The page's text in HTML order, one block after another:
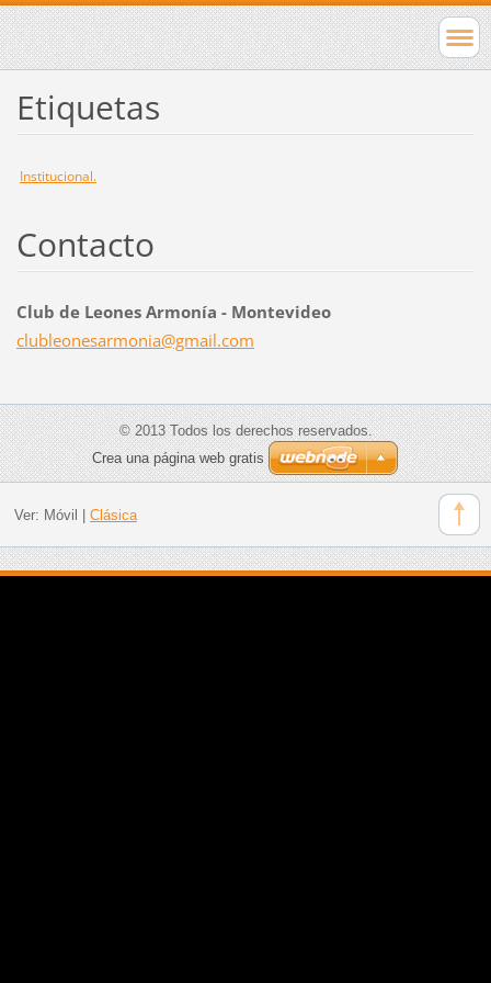
Etiquetas
Institucional.
Contacto
Club de Leones Armonía - Montevideo
clubleonesarmonia@gmail.com
© 2013 Todos los derechos reservados.
Crea una página web gratis
Ver: Móvil Clásica